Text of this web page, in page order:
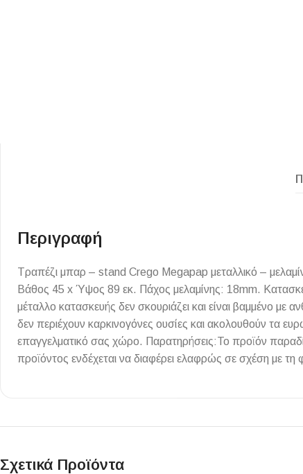
Εξωτερικού Χώρου
Τοίχου - Δαπέδου Μπάνιου
Πισίνας
Επένδυσης Τοίχου
Ψηφίδες
Περιγραφή
Τραπέζι μπαρ – stand Crego Megapap μεταλλικό –
Βάθος 45 x Ύψος 89 εκ. Πάχος μελαμίνης: 18mm.
μέταλλο κατασκευής δεν σκουριάζει και είναι βαμμένο με
δεν περιέχουν καρκινογόνες ουσίες και ακολουθούν τα
επαγγελματικό σας χώρο. Παρατηρήσεις:Το προϊόν
προϊόντος ενδέχεται να διαφέρει ελαφρώς σε σχέση με
Σχετικά Προϊόντα